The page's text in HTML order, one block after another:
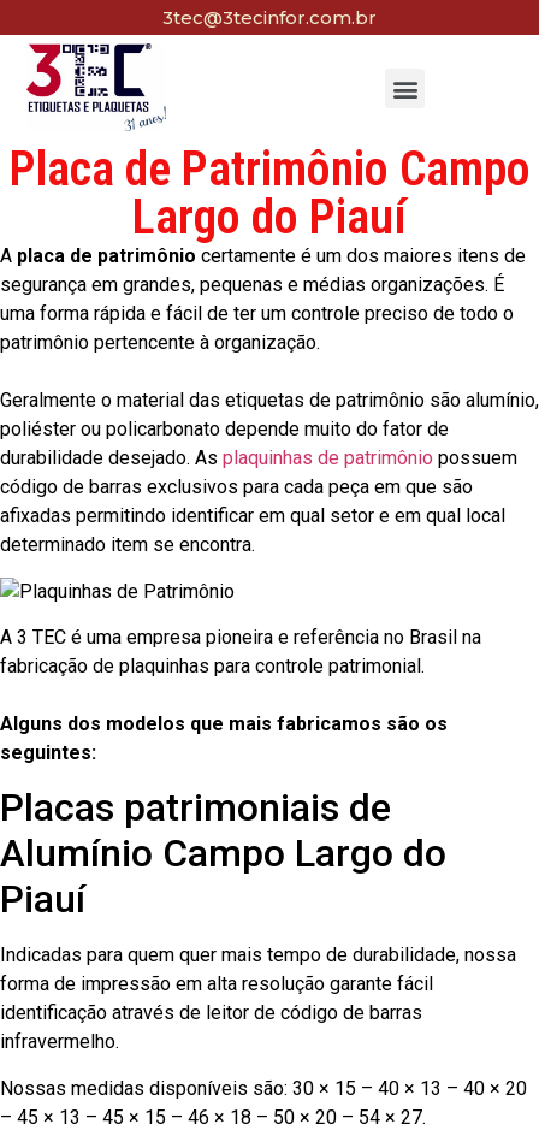
3tec@3tecinfor.com.br
Placa de Patrimônio Campo
Largo do Piauí
A placa de patrimônio certamente é um dos maiores itens de
segurança em grandes, pequenas e médias organizações. É
uma forma rápida e fácil de ter um controle preciso de todo o
patrimônio pertencente à organização.
Geralmente o material das etiquetas de patrimônio são alumínio,
poliéster ou policarbonato depende muito do fator de
durabilidade desejado. As plaquinhas de patrimônio possuem
código de barras exclusivos para cada peça em que são
afixadas permitindo identificar em qual setor e em qual local
determinado item se encontra.
A 3 TEC é uma empresa pioneira e referência no Brasil na
fabricação de plaquinhas para controle patrimonial.
Alguns dos modelos que mais fabricamos são os
seguintes:
Placas patrimoniais de
Alumínio Campo Largo do
Piauí
Indicadas para quem quer mais tempo de durabilidade, nossa
forma de impressão em alta resolução garante fácil
identificação através de leitor de código de barras
infravermelho.
Nossas medidas disponíveis são: 30 × 15 – 40 × 13 – 40 × 20
– 45 × 13 – 45 × 15 – 46 × 18 – 50 × 20 – 54 × 27.